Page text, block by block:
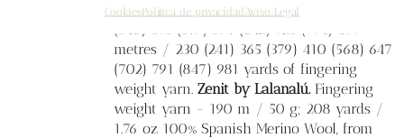
CookiesPolítica de privacidad Aviso Legal
skeins or approximately 210 (220) 334
(346) 375 (519) 591 (642) 723 (774) 897
metres / 230 (241) 365 (379) 410 (568) 647
(702) 791 (847) 981 yards of fingering
weight yarn. Zenit by Lalanalú.Fingering
weight yarn - 190 m / 50 g; 208 yards /
1.76 oz 100% Spanish Merino Wool, from